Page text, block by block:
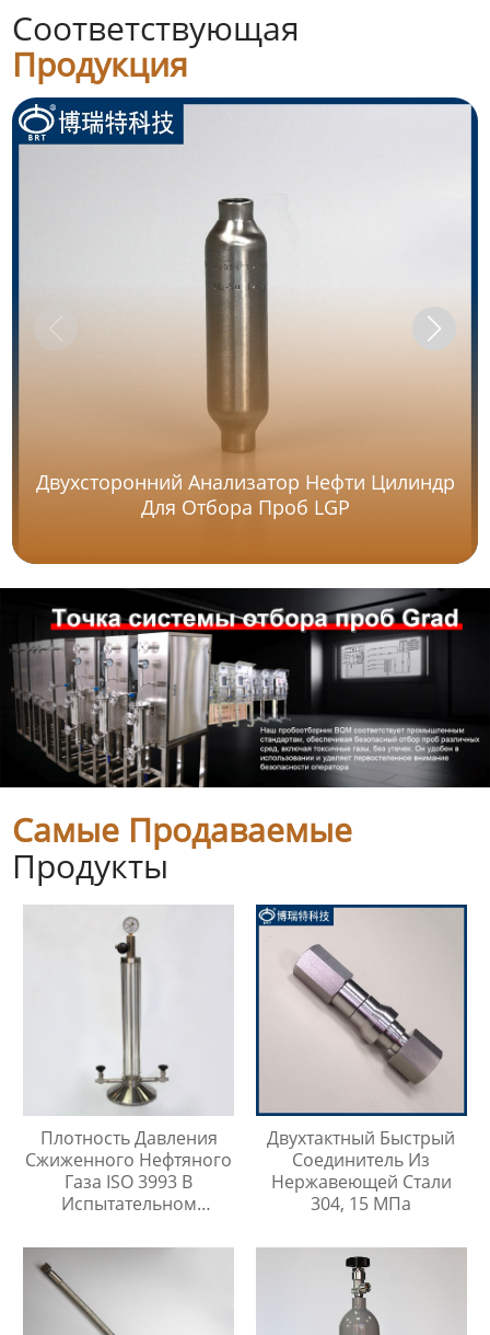
Соответствующая
Продукция
Двухсторонний Анализатор Нефти Цилиндр
Для Отбора Проб LGP
Самые Продаваемые
Продукты
Плотность Давления
Сжиженного Нефтяного
Газа ISO 3993 В
Испытательном
Углеводородов
Двухтактный Быстрый
Соединитель Из
Нержавеющей Стали
304, 15 МПа